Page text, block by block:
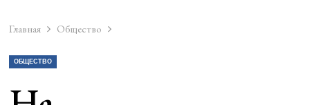
Главная Общество
ОБЩЕСТВО